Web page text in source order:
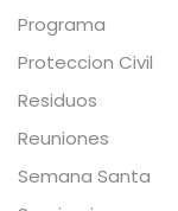
Programa
Proteccion Civil
Residuos
Reuniones
Semana Santa